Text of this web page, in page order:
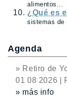
alimentos...
¿Qué es
sistemas de
Agenda
» Retiro de
01 08 2026 |
» más info